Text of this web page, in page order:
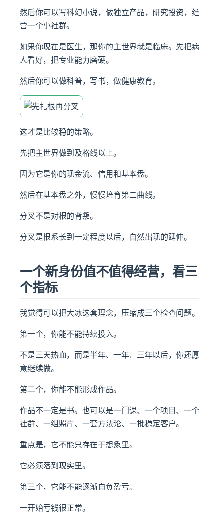
然后你可以写科幻小说，做独立产品，研究投资，经
营一个小社群。
如果你现在是医生，那你的主世界就是临床。先把病
人看好，把专业能力磨硬。
然后你可以做科普，写书，做健康教育。
这才是比较稳的策略。
先把主世界做到及格线以上。
因为它是你的现金流、信用和基本盘。
然后在基本盘之外，慢慢培育第二曲线。
分叉不是对根的背叛。
分叉是根系长到一定程度以后，自然出现的延伸。
一个新身份值不值得经营，看三
个指标
我觉得可以把大冰这套理念，压缩成三个检查问题。
第一个，你能不能持续投入。
不是三天热血，而是半年、一年、三年以后，你还愿
意继续做。
第二个，你能不能形成作品。
作品不一定是书。也可以是一门课、一个项目、一个
社群、一组照片、一套方法论、一批稳定客户。
重点是，它不能只存在于想象里。
它必须落到现实里。
第三个，它能不能逐渐自负盈亏。
一开始亏钱很正常。